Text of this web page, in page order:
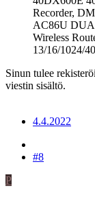
Recorder,
AC86U
Wireless
13/16/1024/
Sinun tulee
viestin sisältö.
4.4.2022
#8
P